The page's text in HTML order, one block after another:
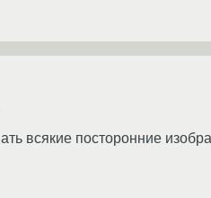
всякие посторонние